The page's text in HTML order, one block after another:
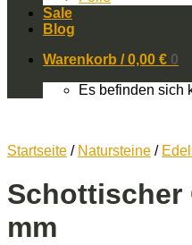
Sale
Blog
Warenkorb /0,00 € 0
Es befinden sich
Startseite / Natursteine /
Schottischer
mm